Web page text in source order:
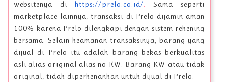
websitenya di https://prelo.co.id/.
Sama seperti
marketplace lainnya, transaksi di Prelo dijamin aman
100% karena Prelo dilengkapi dengan sistem rekening
bersama. Selain keamanan transaksinya, barang yang
dijual di Prelo itu adalah barang bekas berkualitas
asli alias original alias no KW. Barang KW atau tidak
original, tidak diperkenankan untuk dijual di Prelo.